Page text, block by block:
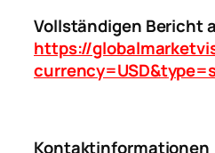
Vollständigen Bericht
https://
Kontaktinformationen